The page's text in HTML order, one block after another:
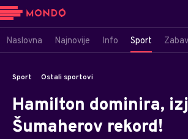
Naslovna Najnovije Info Sport
Sport Ostali sportovi
Hamilton dominira,
Šumaherov rekord!